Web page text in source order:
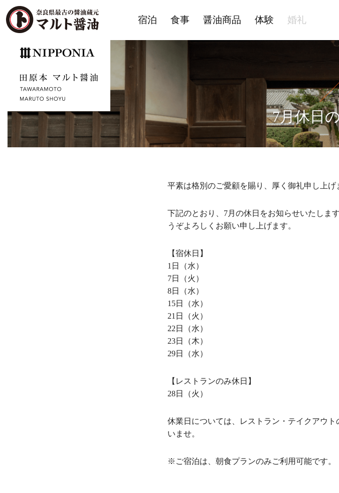
宿泊 食事 醤油商品 体験 婚礼
7月休日
平素は格別のご愛顧を賜り、厚く御礼申し上げ
下記のとおり、7月の休日をお知らせいたしま
うぞよろしくお願い申し上げます。
【宿休日】
1日（水）
7日（火）
8日（水）
15日（水）
21日（火）
22日（水）
23日（木）
29日（水）
【レストランのみ休日】
28日（火）
休業日については、レストラン・テイクアウ
いませ。
※ご宿泊は、朝食プランのみご利用可能です。